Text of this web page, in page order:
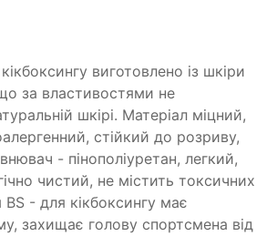
виготовлено із шкіри
за властивостями не
шкірі. Матеріал міцний,
стійкий до розриву,
- пінополіуретан, легкий,
чистий, не містить токсичних
- для кікбоксингу має
захищає голову спортсмена від